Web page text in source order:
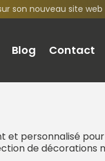
son nouveau site web
Blog Contact
et personnalisé
de décorations